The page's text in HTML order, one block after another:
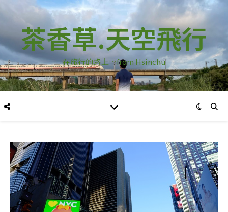
茶香草.天空飛行
在旅行的路上…from Hsinchu